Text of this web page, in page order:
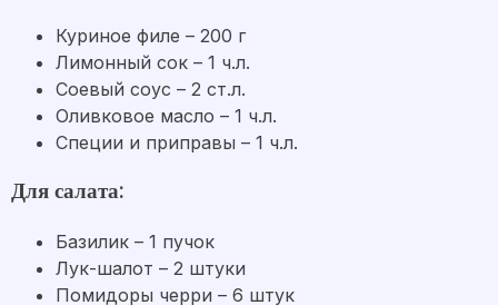
Куриное филе – 200 г
Лимонный сок – 1 ч.л.
Соевый соус – 2 ст.л.
Оливковое масло – 1 ч.л.
Специи и приправы – 1 ч.л.
Для салата:
Базилик – 1 пучок
Лук-шалот – 2 штуки
Помидоры черри – 6 штук